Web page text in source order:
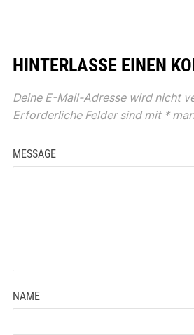
HINTERLASSE EINEN
Deine E-Mail-Adresse wird nicht
Erforderliche Felder sind mit *
MESSAGE
NAME